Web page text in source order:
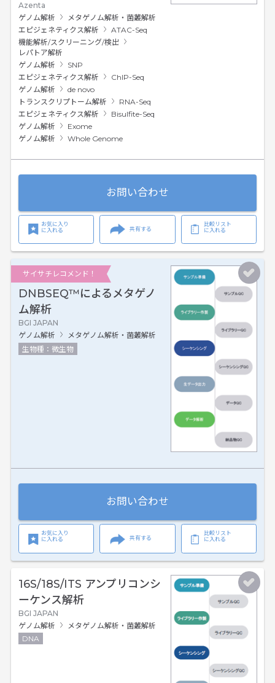
Azenta
ゲノム解析
メタゲノム解析・菌叢解析
エピジェネティクス解析
ATAC-Seq
機能解析/スクリーニング/検出
レパトア解析
ゲノム解析
SNP
エピジェネティクス解析
ChIP-Seq
ゲノム解析
de novo
トランスクリプトーム解析
RNA-Seq
エピジェネティクス解析
Bisulfite-Seq
ゲノム解析
Exome
ゲノム解析
Whole Genome
お問い合わせ
お気に入り
に入れる
共有する
比較リスト
に入れる
サイサチレコメンド！
DNBSEQ™によるメタゲノ
ム解析
BGI JAPAN
ゲノム解析
メタゲノム解析・菌叢解析
生物種：微生物
お問い合わせ
お気に入り
に入れる
共有する
比較リスト
に入れる
16S/18S/ITS アンプリコンシ
ーケンス解析
BGI JAPAN
ゲノム解析
メタゲノム解析・菌叢解析
DNA